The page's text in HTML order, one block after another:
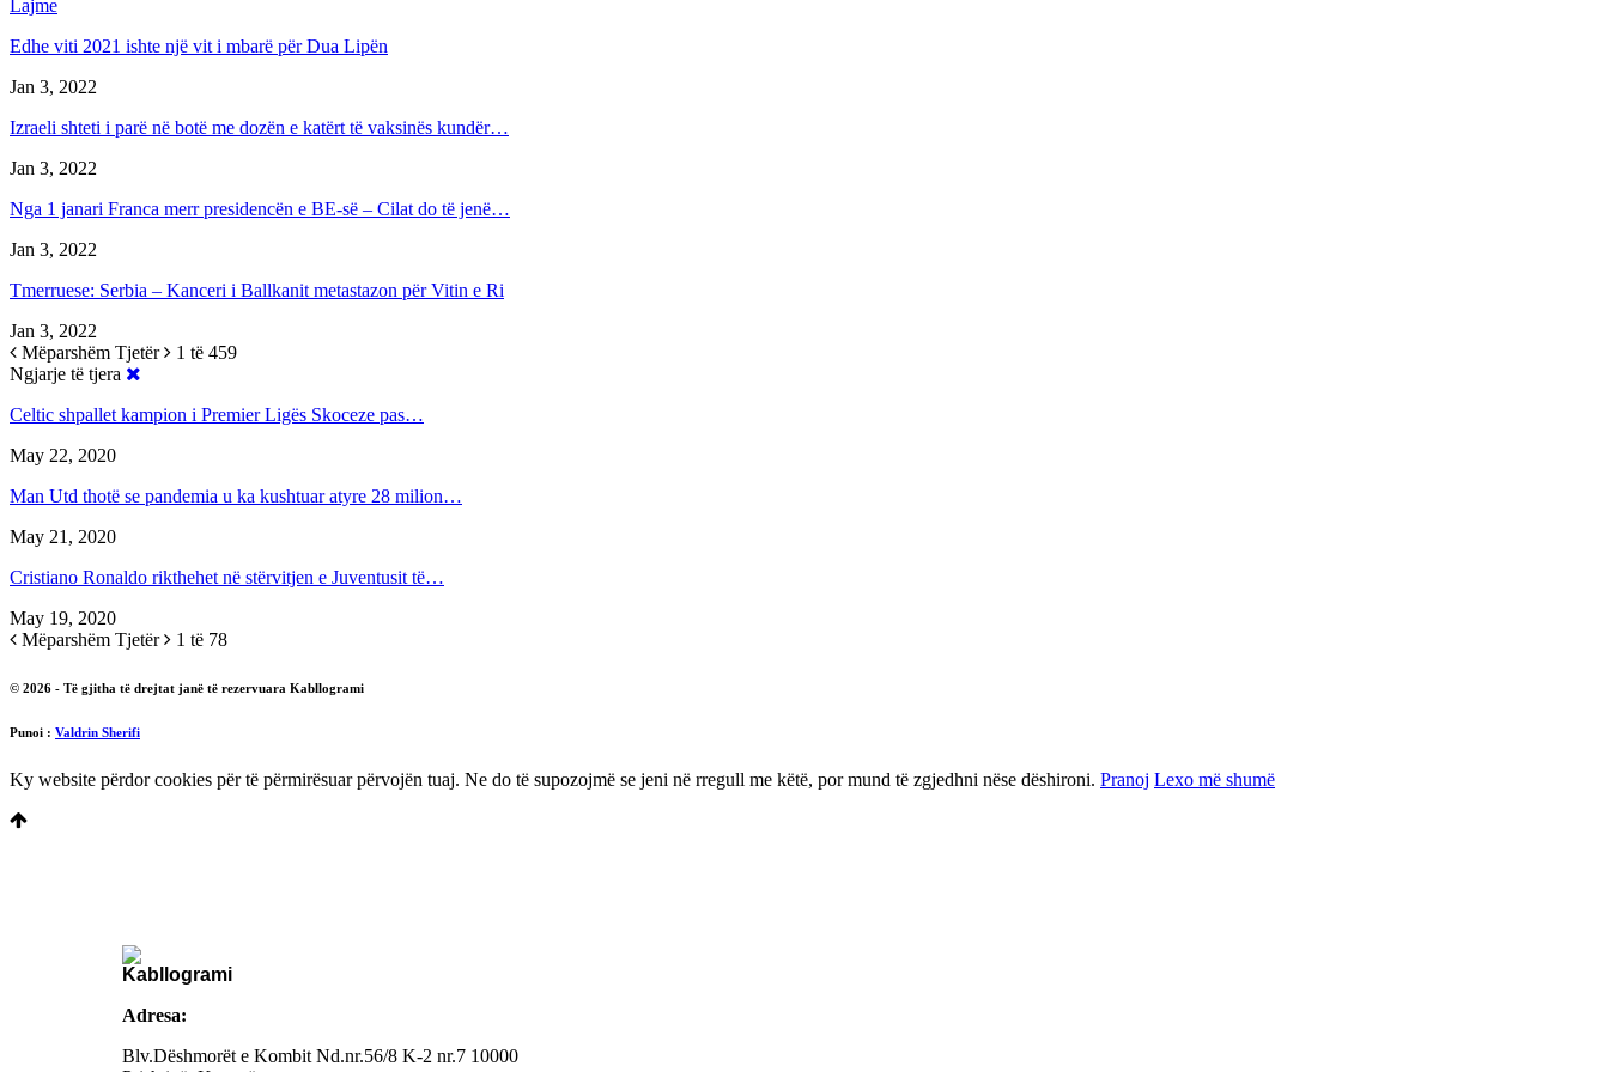
Lajme
Edhe viti 2021 ishte një vit i mbarë për Dua Lipën
Jan 3, 2022
Izraeli shteti i parë në botë me dozën e katërt të vaksinës kundër…
Jan 3, 2022
Nga 1 janari Franca merr presidencën e BE-së – Cilat do të jenë…
Jan 3, 2022
Tmerruese: Serbia – Kanceri i Ballkanit metastazon për Vitin e Ri
Jan 3, 2022
Mëparshëm Tjetër
1 të 459
Ngjarje të tjera
Celtic shpallet kampion i Premier Ligës Skoceze pas…
May 22, 2020
Man Utd thotë se pandemia u ka kushtuar atyre 28 milion…
May 21, 2020
Cristiano Ronaldo rikthehet në stërvitjen e Juventusit të…
May 19, 2020
Mëparshëm Tjetër 1 të 78
© 2026 - Të gjitha të drejtat janë të rezervuara Kabllogrami
Punoi : Valdrin Sherifi
Ky website përdor cookies për të përmirësuar përvojën tuaj. Ne do të supozojmë se jeni në rregull me këtë, por mund të zgjedhni nëse dëshironi. Pranoj Lexo më shumë
Adresa:
Blv.Dëshmorët e Kombit Nd.nr.56/8 K-2 nr.7 10000